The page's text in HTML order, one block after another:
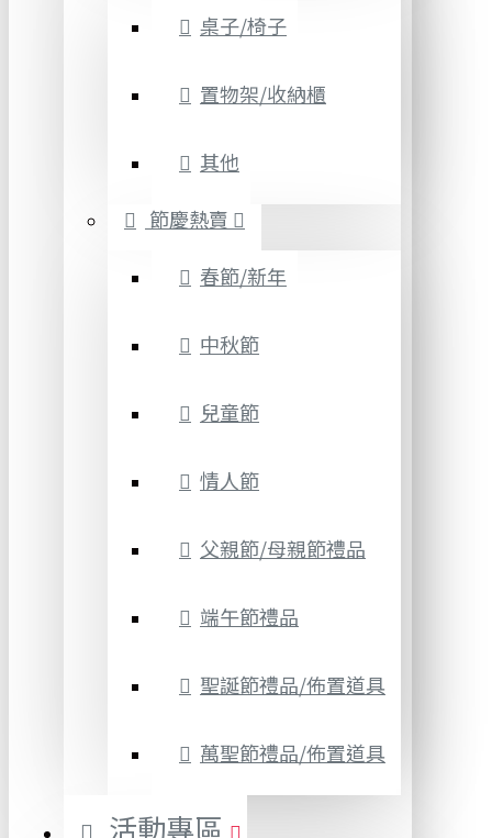
桌子/椅子
置物架/收納櫃
其他
節慶熱賣
春節/新年
中秋節
兒童節
情人節
父親節/母親節禮品
端午節禮品
聖誕節禮品/佈置道具
萬聖節禮品/佈置道具
活動專區